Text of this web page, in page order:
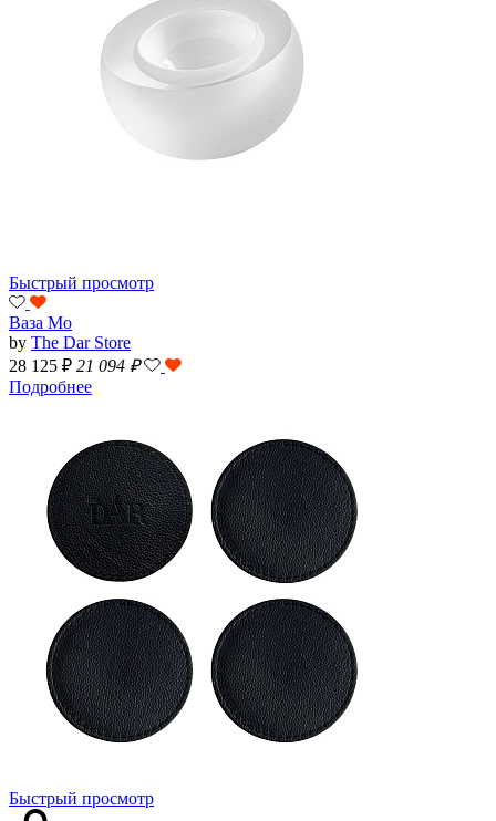
Быстрый просмотр
Ваза Mo
by The Dar Store
28 125 ₽ 21 094 ₽
Подробнее
Быстрый просмотр